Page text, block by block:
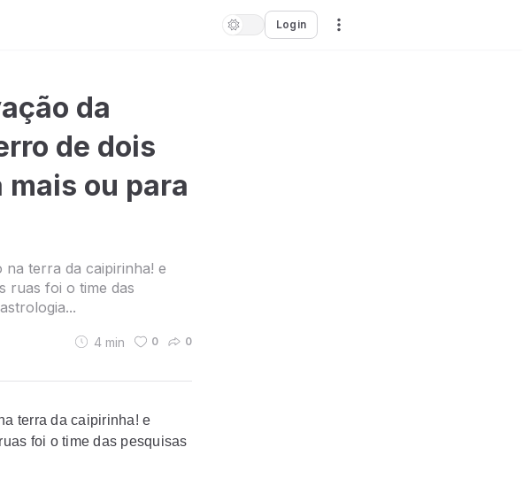
Login
da
de dois
ou para
na terra da caipirinha! e
ruas foi o time das
4min 0 0
terra da caipirinha! e
foi o time das pesquisas